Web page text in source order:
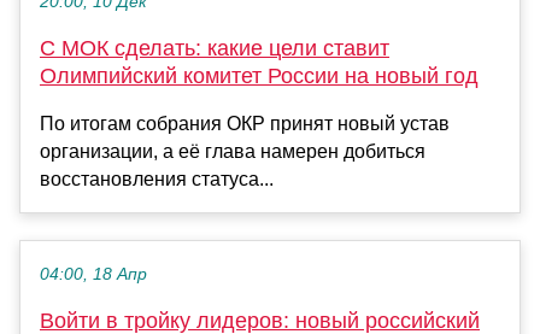
С МОК сделать: какие цели ставит
Олимпийский комитет России на новый год
По итогам собрания ОКР принят новый устав
организации, а её глава намерен добиться
восстановления статуса...
04:00, 18 Апр
Войти в тройку лидеров: новый российский